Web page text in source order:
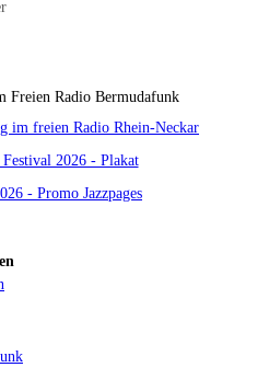
im freien Radio Rhein-Neckar